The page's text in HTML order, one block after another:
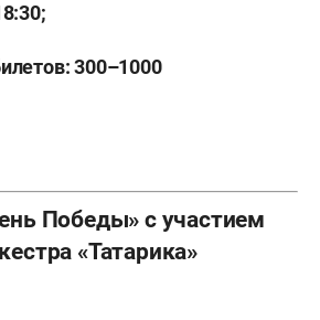
300–1000
Победы» с участием
«Татарика»